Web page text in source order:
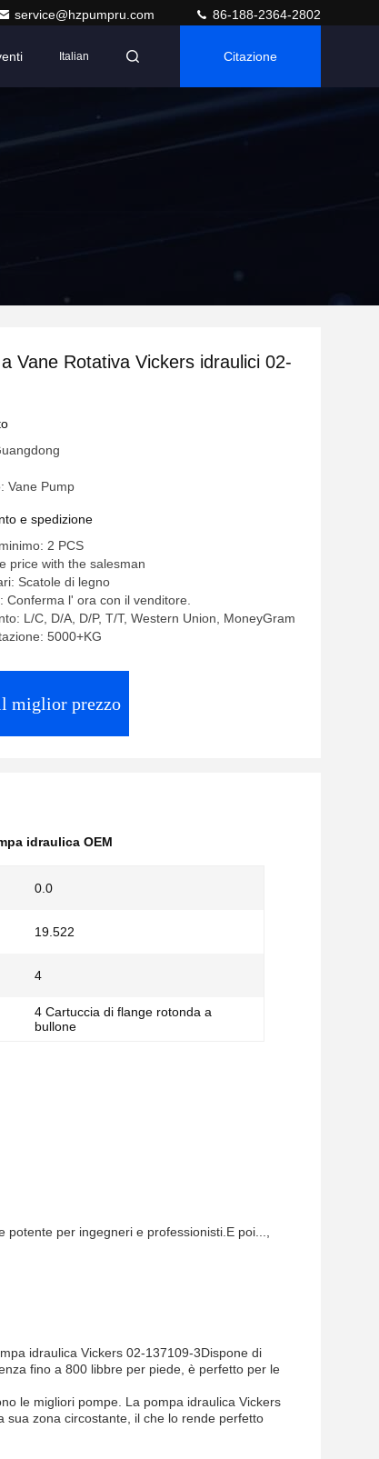
service@hzpumpru.com 86-188-2364-2802
Italian Citazione
Vane Rotativa Vickers idraulici 02-
Vane Pump
e spedizione
2 PCS
price with the salesman
Scatole di legno
Conferma l' ora con il venditore.
L/C, D/A, D/P, T/T, Western Union, MoneyGram
5000+KG
miglior prezzo
idraulica OEM
0.0
19.522
4
4 Cartuccia di flange rotonda a
bullone
per ingegneri e professionisti.E poi...,
idraulica Vickers 02-137109-3Dispone di
fino a 800 libbre per piede, è perfetto per le
le migliori pompe. La pompa idraulica Vickers
zona circostante, il che lo rende perfetto